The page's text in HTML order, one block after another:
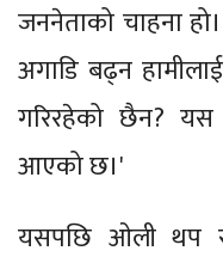
जननेताको चाहना
अगाडि बढ्न
गरिरहेको छैन? यस
आएको छ।'
यसपछि ओली थप